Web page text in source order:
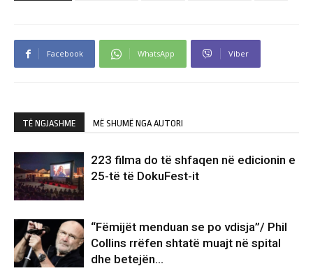
Facebook WhatsApp Viber
TË NGJASHME MË SHUMË NGA AUTORI
223 filma do të shfaqen në edicionin e
25-të të DokuFest-it
“Fëmijët menduan se po vdisja”/ Phil
Collins rrëfen shtatë muajt në spital
dhe betejën…